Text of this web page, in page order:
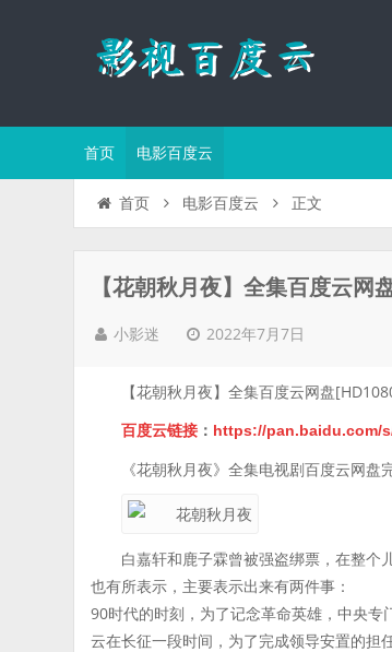
首页 电影百度云
首页 电影百度云 正文
【花朝秋月夜】全集百度云
小影迷 2022年7月7日
【花朝秋月夜】全集百度云网盘
百度云链接 ： https://pan.baidu.com/
《花朝秋月夜》全集电视剧百度云网盘
白嘉轩和鹿子霖曾被强盗绑票，在整个
也有所表示，主要表示出来有两件事：
90时代的时刻，为了记念革命英雄，中央
云在长征一段时间，为了完成领导安置的担